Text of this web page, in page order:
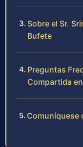
Sobre el Sr.
Bufete
Preguntas
Compartida
Comuníquese